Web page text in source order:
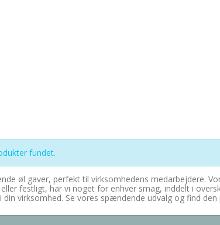
fundet.
øl gaver, perfekt til virksomhedens medarbejdere.
festligt, har vi noget for enhver smag, inddelt i
virksomhed. Se vores spændende udvalg og find